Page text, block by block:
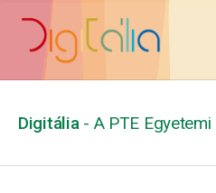
Digitália - A PTE